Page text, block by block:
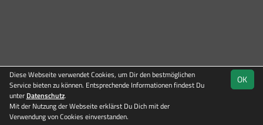
OK
Diese Webseite verwendet Cookies, um Dir den bestmöglichen
Service bieten zu können. Entsprechende Informationen findest Du
unter Datenschutz.
Mit der Nutzung der Webseite erklärst Du Dich mit der
Verwendung von Cookies einverstanden.